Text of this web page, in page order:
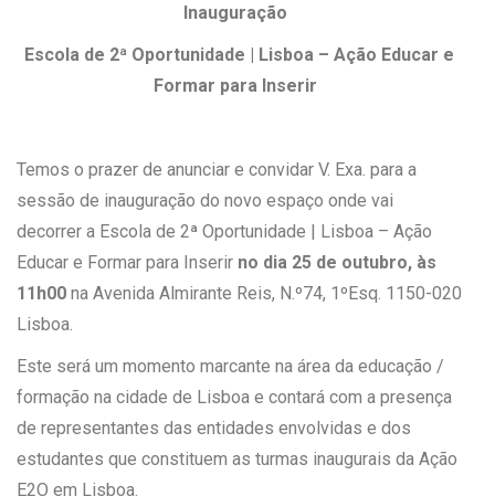
Inauguração
Escola de 2ª Oportunidade | Lisboa – Ação Educar e
Formar para Inserir
Temos o prazer de anunciar e convidar V. Exa. para a
sessão de inauguração do novo espaço onde vai
decorrer a Escola de 2ª Oportunidade | Lisboa – Ação
Educar e Formar para Inserir no dia 25 de outubro, às
11h00 na Avenida Almirante Reis, N.º74, 1ºEsq. 1150-020
Lisboa.
Este será um momento marcante na área da educação /
formação na cidade de Lisboa e contará com a presença
de representantes das entidades envolvidas e dos
estudantes que constituem as turmas inaugurais da Ação
E2O em Lisboa.